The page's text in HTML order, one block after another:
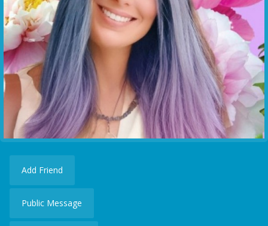
Add Friend
Public Message